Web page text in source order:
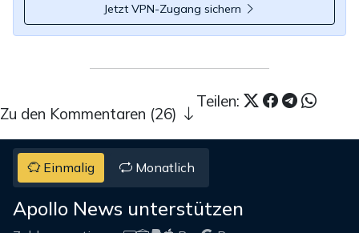
Jetzt VPN-Zugang sichern
Teilen:
Zu den Kommentaren (26)
Einmalig Monatlich
Apollo News unterstützen